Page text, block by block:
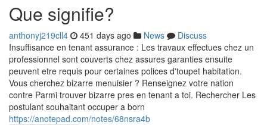
Que signifie?
anthonyj219cll4 451 days ago News
Discuss
Insuffisance en tenant assurance : Les travaux effectues chez un
professionnel sont couverts chez assures garanties ensuite
peuvent etre requis pour certaines polices d'toupet habitation.
Vous cherchez bizarre menuisier ? Renseignez votre nation
contre Parmi trouver bizarre pres en tenant a toi. Rechercher Les
postulant souhaitant occuper a born
https://anotepad.com/notes/68nsra4b